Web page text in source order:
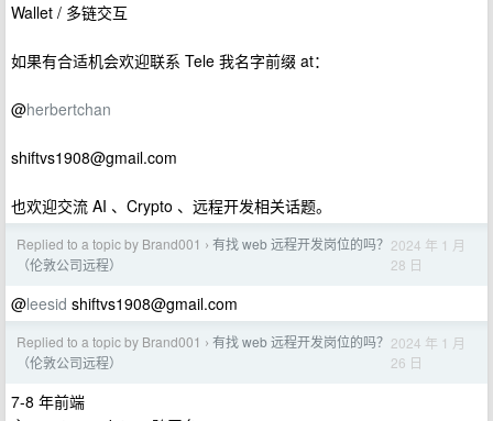
Wallet / 多链交互
如果有合适机会欢迎联系 Tele 我名字前缀 at：
@herbertchan
shiftvs1908@gmail.com
也欢迎交流 AI 、Crypto 、远程开发相关话题。
Replied to a topic by Brand001 › 有找 web 远程开发岗位的吗？
（伦敦公司远程）
2024 年 1 月
28 日
@leesid shiftvs1908@gmail.com
Replied to a topic by Brand001 › 有找 web 远程开发岗位的吗？
（伦敦公司远程）
2024 年 1 月
26 日
7-8 年前端